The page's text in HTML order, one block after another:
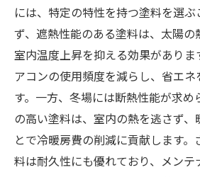
には、特定の特性を持つ塗料を選ぶ
ず、遮熱性能のある塗料は、太陽
室内温度上昇を抑える効果がありま
アコンの使用頻度を減らし、省エ
す。一方、冬場には断熱性能が求め
の高い塗料は、室内の熱を逃さず、
とで冷暖房費の削減に貢献します
料は耐久性にも優れており、メン